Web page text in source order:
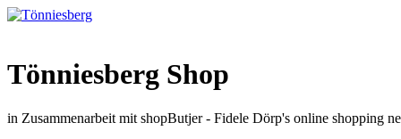
Tönniesberg Shop
in Zusammenarbeit mit shopButjer - Fidele Dörp's online shopping